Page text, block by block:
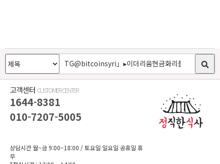
고객센터 CUSTOMER CENTER
1644-8381
010-7207-5005
상담시간 월~금 9:00~18:00 / 토요일 일요일 공휴일 휴
무